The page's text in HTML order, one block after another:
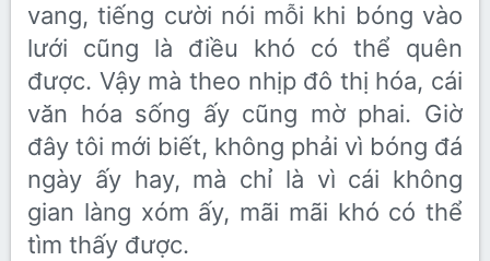
vang, tiếng cười nói mỗi khi bóng vào
lưới cũng là điều khó có thể quên
được. Vậy mà theo nhịp đô thị hóa, cái
văn hóa sống ấy cũng mờ phai. Giờ
đây tôi mới biết, không phải vì bóng đá
ngày ấy hay, mà chỉ là vì cái không
gian làng xóm ấy, mãi mãi khó có thể
tìm thấy được.